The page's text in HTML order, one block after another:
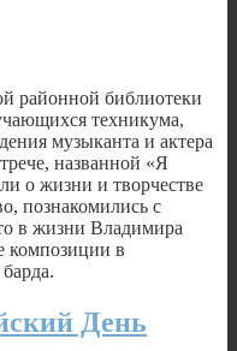
районной библиотеки
техникума,
музыканта и актера
названной «Я
о жизни и творчестве
познакомились с
в жизни Владимира
композиции в
День